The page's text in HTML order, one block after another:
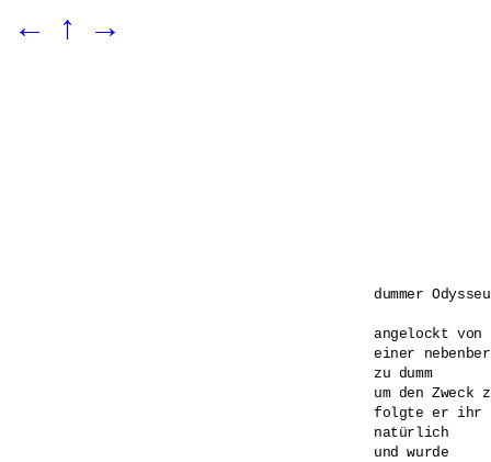
← ↑ →
dummer
angelockt von
einer
zu dumm
um den
folgte er ihr
natürlich
und wurde